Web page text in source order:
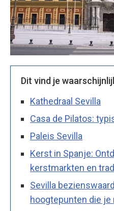
Dit vind je
Kathedraal Sevilla
Casa de Pilatos:
Paleis Sevilla
Kerst in Spanje:
kerstmarkten en
Sevilla
hoogtepunten die